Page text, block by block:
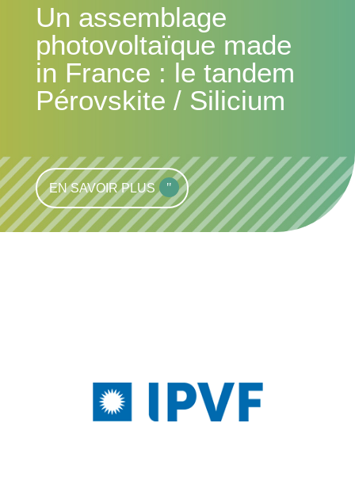
Un assemblage
photovoltaïque made
in France : le tandem
Pérovskite / Silicium
EN SAVOIR PLUS